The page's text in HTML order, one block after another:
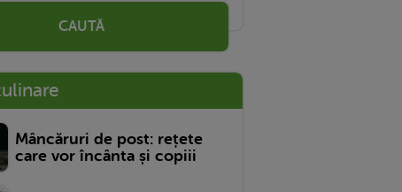
CAUTĂ
Mâncăruri de post: rețete
care vor încânta și copiii